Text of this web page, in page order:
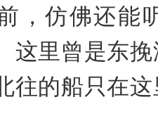
，仿佛还能
这里曾是东
往的船只在